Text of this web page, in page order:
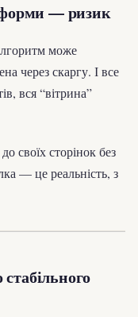
— ризик
може
через скаргу. І все
вся “вітрина”
своїх сторінок без
— це реальність, з